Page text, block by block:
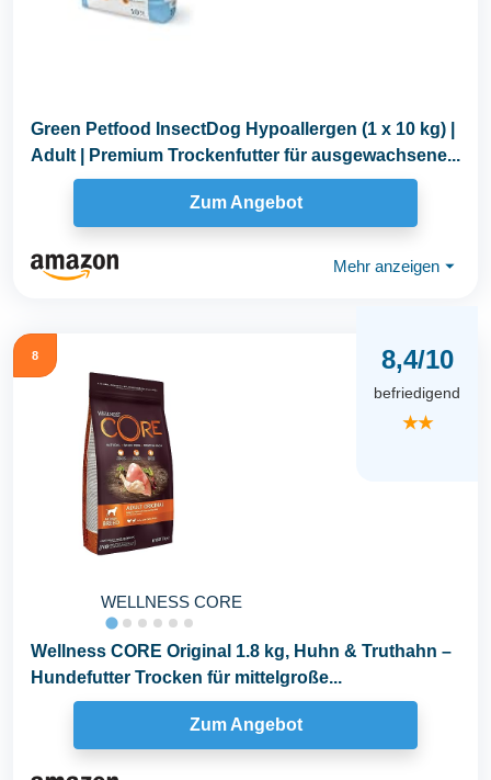
Green Petfood InsectDog Hypoallergen (1 x 10 kg) |
Adult | Premium Trockenfutter für ausgewachsene...
Zum Angebot
Mehr anzeigen ⏷
8
WELLNESS CORE
8,4/10
befriedigend
★★
Wellness CORE Original 1.8 kg, Huhn & Truthahn –
Hundefutter Trocken für mittelgroße...
Zum Angebot